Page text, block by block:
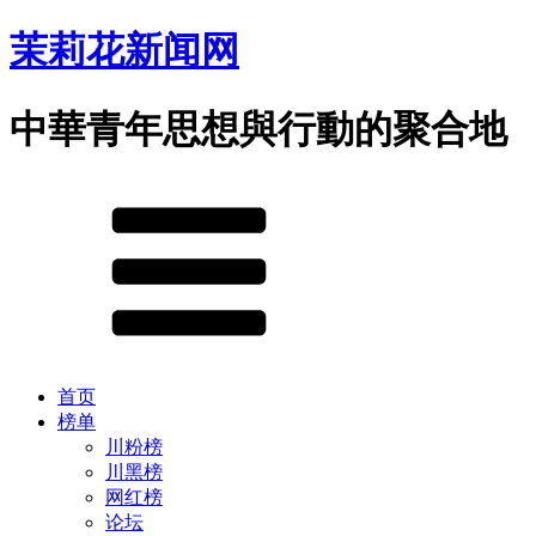
茉莉花新闻网
中華青年思想與行動的聚合地
首页
榜单
川粉榜
川黑榜
网红榜
论坛